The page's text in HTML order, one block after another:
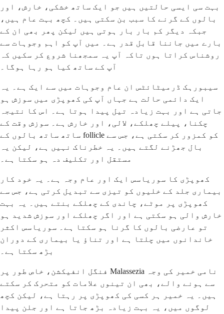
بہت سی ایسی حالتیں ہیں جو ایک ساتھ خشکی، خارش، اور
بالوں کے گرنے کا سبب بن سکتی ہیں۔ کچھ بہت عام ہیں،
جبکہ دیگر کم بار بار ہوتی ہیں لیکن پھر بھی ان کے
بارے میں جاننا قابل قدر ہے۔ میں آپ کو اہم وجوہات سے
روشناس کراتا ہوں تاکہ آپ یہ سمجھنا شروع کر سکیں کہ
آپ کے ساتھ کیا ہو رہا ہوگا۔
سیبورہک ڈرمیٹائٹس ان عام وجوہات میں سے ایک ہے۔ یہ
ایک دائمی حالت ہے جہاں آپ کی کھوپڑی میں سوزش ہو
جاتی ہے اور بہت زیادہ تیل پیدا ہوتا ہے۔ اس کا نتیجہ
چکنا، پیلے چھلکے، لالی، اور خارش ہے۔ سوزش وقت کے
ساتھ ساتھ بالوں کے follicle کو کمزور کر سکتی ہے، جس سے
بال جھڑنے لگتے ہیں۔ یہ خطرناک نہیں ہے، لیکن یہ
مستقل اور تکلیف دہ ہو سکتا ہے۔
کھوپڑی کا سوریاسس ایک اور عام وجہ ہے۔ یہ خود کار
بیماری جلد کے خلیوں کو تیزی سے تبدیل کرتی ہے، جس سے
کھوپڑی پر موٹے، چاندی کے چھلکے بنتے ہیں۔ یہ بہت
خارش والی ہو سکتی ہے اور اگر چھلکے اور سوزش شدید ہو
تو عارضی بالوں کا گرنا ہو سکتا ہے۔ سوریاسس اکثر
خاندانوں میں چلتا ہے اور تناؤ یا بیماری کے دوران
بڑھ سکتا ہے۔
فنگل انفیکشن، خاص طور پر Malassezia نامی خمیر کی وجہ
سے ہونے والے، بھی ان تینوں علامات کو متحرک کر سکتے
ہیں۔ یہ خمیر ہر کسی کی کھوپڑی پر رہتا ہے، لیکن کچھ
لوگوں میں، یہ بہت زیادہ بڑھ جاتا ہے اور جلن پیدا